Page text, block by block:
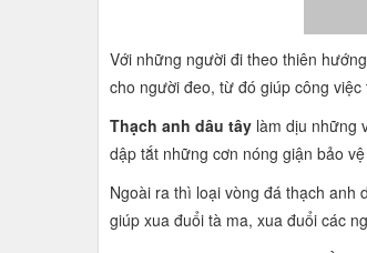
Với những người đi theo thiên
cho người đeo, từ đó giúp công việc
Thạch anh dâu tây làm dịu những
dập tắt những cơn nóng giận bảo
Ngoài ra thì loại vòng đá thạch
giúp xua đuổi tà ma, xua đuổi các